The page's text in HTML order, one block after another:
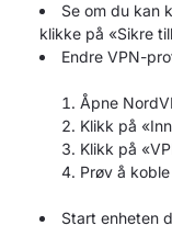
Se om du kan
klikke på «Sikre
Endre VPN-
Åpne
Klikk på
Klikk på
Prøv å
Start enheten